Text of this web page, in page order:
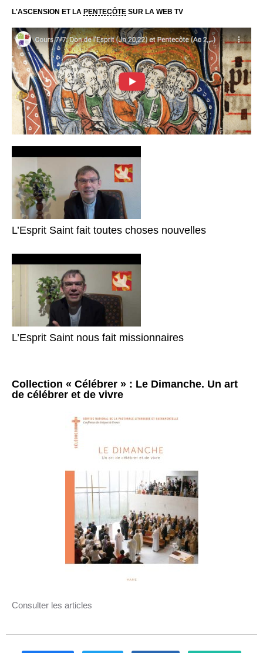
L'ASCENSION ET LA PENTECÔTE SUR LA WEB TV
L’Esprit Saint fait toutes choses nouvelles
L’Esprit Saint nous fait missionnaires
Collection « Célébrer » : Le Dimanche. Un art
de célébrer et de vivre
Consulter les articles